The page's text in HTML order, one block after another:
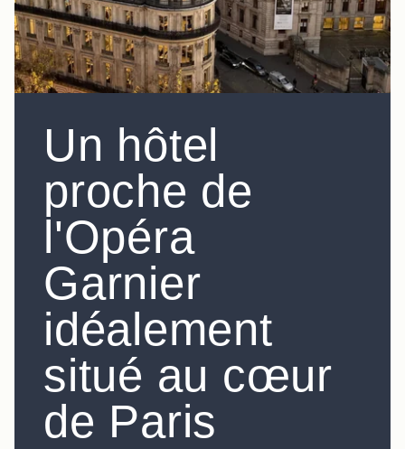
Un hôtel
proche de
l'Opéra
Garnier
idéalement
situé au cœur
de Paris